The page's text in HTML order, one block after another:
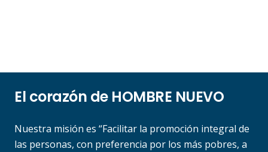
El corazón de HOMBRE NUEVO
Nuestra misión es “Facilitar la promoción integral de
las personas, con preferencia por los más pobres, a